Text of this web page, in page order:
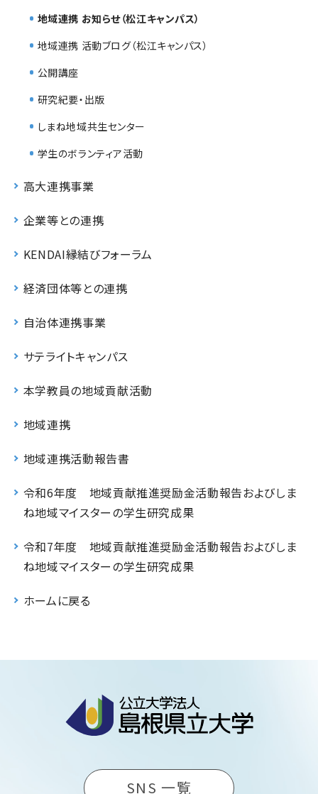
地域連携 お知らせ（松江キャンパス）
地域連携 活動ブログ（松江キャンパス）
公開講座
研究紀要・出版
しまね地域共生センター
学生のボランティア活動
高大連携事業
企業等との連携
KENDAI縁結びフォーラム
経済団体等との連携
自治体連携事業
サテライトキャンパス
本学教員の地域貢献活動
地域連携
地域連携活動報告書
令和6年度 地域貢献推進奨励金活動報告およびしま
ね地域マイスターの学生研究成果
令和7年度 地域貢献推進奨励金活動報告およびしま
ね地域マイスターの学生研究成果
ホームに戻る
SNS 一覧